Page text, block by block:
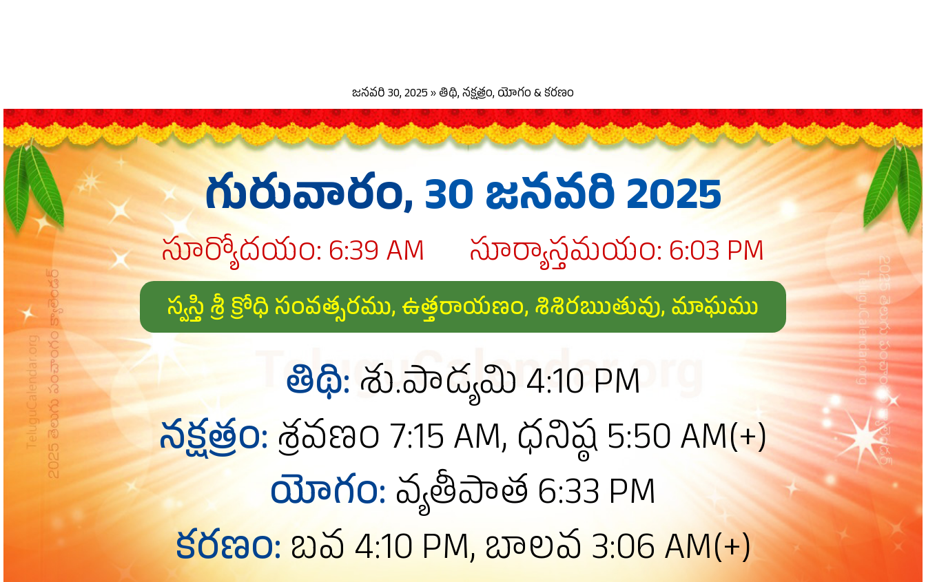
జనవరి 30, 2025 » తిథి, నక్షత్రం, యోగం & కరణం
గురువారం, 30 జనవరి 2025
సూర్యోదయం: 6:39 AM సూర్యాస్తమయం: 6:03 PM
స్వస్తి శ్రీ క్రోధి సంవత్సరము, ఉత్తరాయణం, శిశిరఋతువు, మాఘము
తిథి: శు.పాడ్యమి 4:10 PM
నక్షత్రం: శ్రవణం 7:15 AM, ధనిష్ఠ 5:50 AM(+)
యోగం: వ్యతీపాత 6:33 PM
కరణం:బవ 4:10 PM, బాలవ 3:06 AM(+)